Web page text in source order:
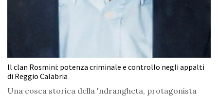
Il clan Rosmini: potenza criminale e controllo negli appalti
di Reggio Calabria
Una cosca storica della 'ndrangheta, protagonista